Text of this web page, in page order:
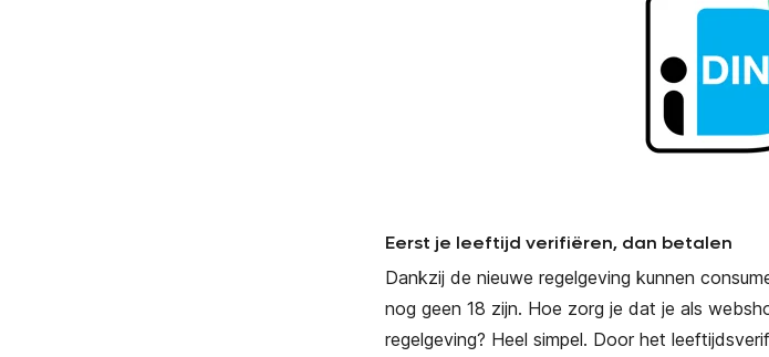
Eerst je leeftijd verifiëren, dan betalen
Dankzij de nieuwe regelgeving kunnen
nog geen 18 zijn. Hoe zorg je dat je als
regelgeving? Heel simpel. Door het